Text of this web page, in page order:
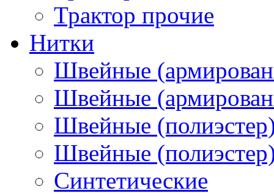
Трактор прочие
Нитки
Швейные
Швейные
Швейные
Швейные
Синтетические